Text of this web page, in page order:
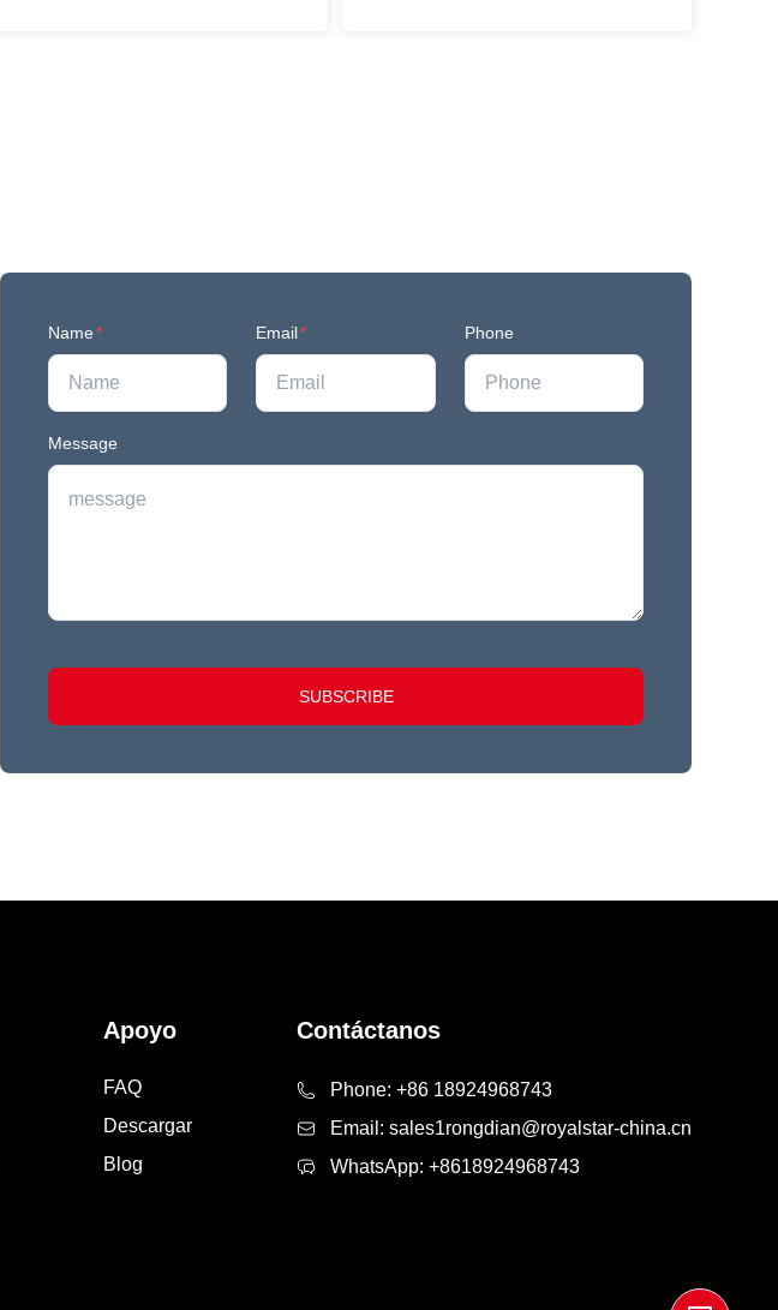
Name* Email* Phone
Message
SUBSCRIBE
Apoyo
FAQ
Descargar
Blog
Contáctanos
Phone: +86 18924968743
Email: sales1rongdian@royalstar-china.cn
WhatsApp: +8618924968743